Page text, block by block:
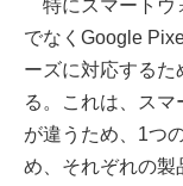
特にスマートウ
でなくGoogle
ーズに対応するた
る。これは、ス
が違うため、1つ
め、それぞれの製